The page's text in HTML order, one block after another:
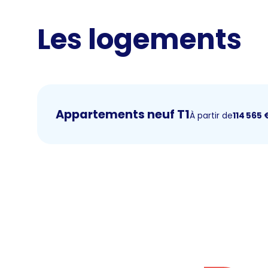
Les logements
Appartements neuf T1À partir de114 565